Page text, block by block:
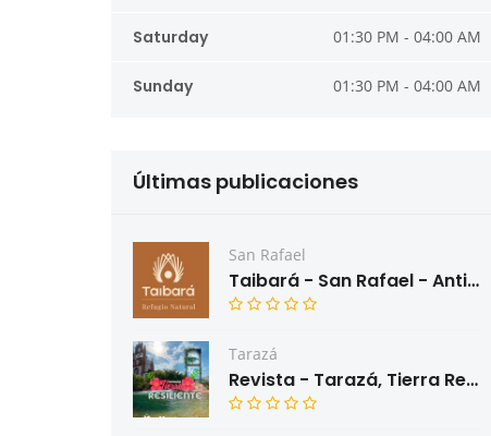
Saturday 01:30 PM - 04:00 AM
Sunday 01:30 PM - 04:00 AM
Últimas publicaciones
San Rafael
Taibará - San Rafael - Antioquia
Tarazá
Revista - Tarazá, Tierra Resiliente